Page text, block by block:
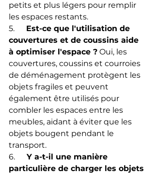
petits et plus légers pour remplir
les espaces restants.
5. Est-ce que l'utilisation de
couvertures et de coussins aide
à optimiser l'espace ? Oui, les
couvertures, coussins et courroies
de déménagement protègent les
objets fragiles et peuvent
également être utilisés pour
combler les espaces entre les
meubles, aidant à éviter que les
objets bougent pendant le
transport.
6. Y a-t-il une manière
particulière de charger les objets